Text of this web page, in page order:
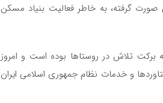
صورت گرفته، به خاطر فعالیت بنیاد مسکن
برکت تلاش در روستاها بوده است و امروز
و خدمات نظام جمهوری اسلامی ایران